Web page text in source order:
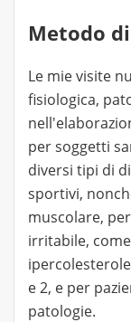
Metodo
Le mie visite
fisiologica,
per soggetti
diversi tipi di
sportivi,
muscolare,
irritabile,
e 2, e per
patologie.